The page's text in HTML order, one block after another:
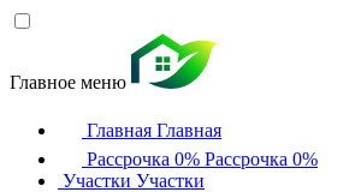
Главное меню
Главная Главная
Рассрочка 0% Рассрочка 0%
Участки Участки